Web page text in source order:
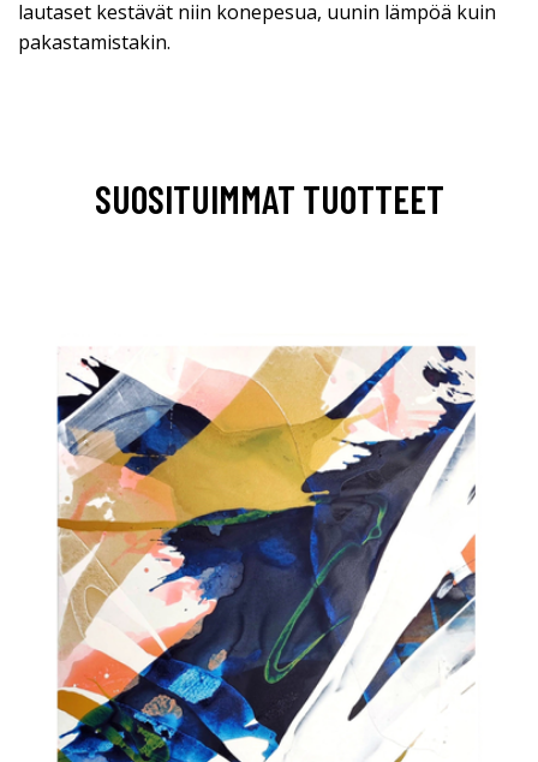
lautaset kestävät niin konepesua, uunin lämpöä kuin
pakastamistakin.
SUOSITUIMMAT TUOTTEET